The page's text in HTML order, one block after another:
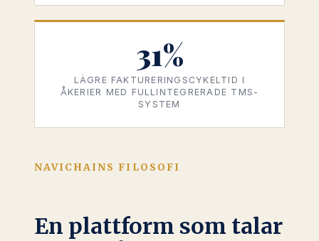
31%
LÄGRE FAKTURERINGSCYKELTID I
ÅKERIER MED FULLINTEGRERADE TMS-
SYSTEM
NAVICHAINS FILOSOFI
En plattform som talar